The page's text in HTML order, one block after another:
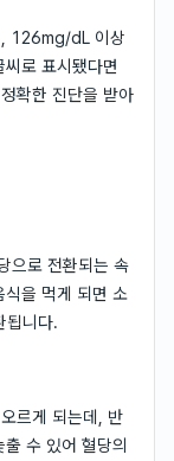
126mg/dL 이상
로 표시됐다면
확한 진단을 받아
으로 전환되는 속
식을 먹게 되면 소
됩니다.
르게 되는데, 반
수 있어 혈당의